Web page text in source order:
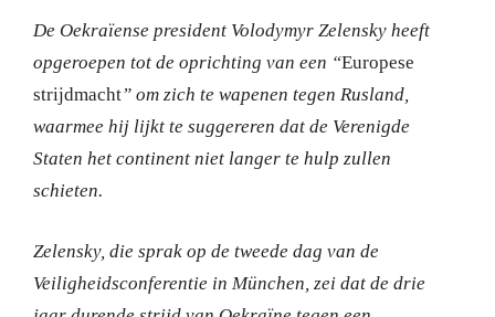
De Oekraïense president Volodymyr Zelensky heeft
opgeroepen tot de oprichting van een “Europese
strijdmacht” om zich te wapenen tegen Rusland,
waarmee hij lijkt te suggereren dat de Verenigde
Staten het continent niet langer te hulp zullen
schieten.
Zelensky, die sprak op de tweede dag van de
Veiligheidsconferentie in München, zei dat de drie